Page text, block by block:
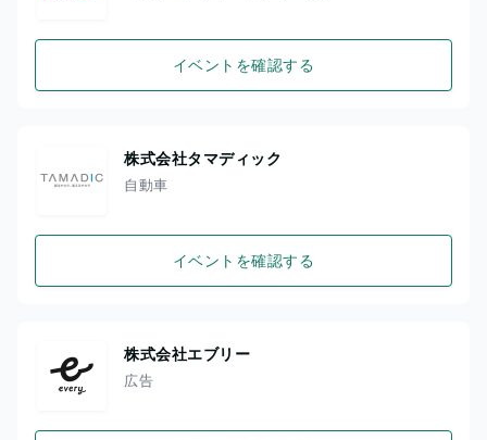
イベントを確認する
株式会社タマディック
自動車
イベントを確認する
株式会社エブリー
広告